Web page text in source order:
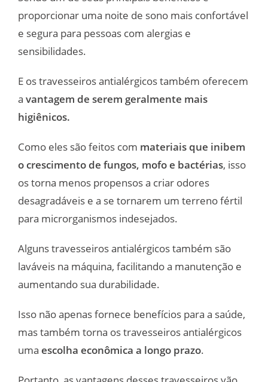
proporcionar uma noite de sono mais confortável
e segura para pessoas com alergias e
sensibilidades.
E os travesseiros antialérgicos também oferecem
a vantagem de serem geralmente mais
higiênicos.
Como eles são feitos com materiais que inibem
o crescimento de fungos, mofo e bactérias, isso
os torna menos propensos a criar odores
desagradáveis e a se tornarem um terreno fértil
para microrganismos indesejados.
Alguns travesseiros antialérgicos também são
laváveis na máquina, facilitando a manutenção e
aumentando sua durabilidade.
Isso não apenas fornece benefícios para a saúde,
mas também torna os travesseiros antialérgicos
uma escolha econômica a longo prazo.